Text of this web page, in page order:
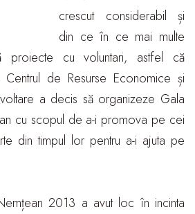
crescut considerabil și
din ce în ce mai multe
proiecte cu voluntari, astfel că
de Resurse Economice și
a decis să organizeze Gala
cu scopul de a-i promova pe cei
din timpul lor pentru a-i ajuta pe
2013 a avut loc în incinta